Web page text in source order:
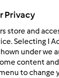
Privacy
store and
Selecting I
under we
content
to